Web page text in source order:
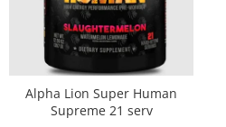
Alpha Lion Super Human
Supreme 21 serv